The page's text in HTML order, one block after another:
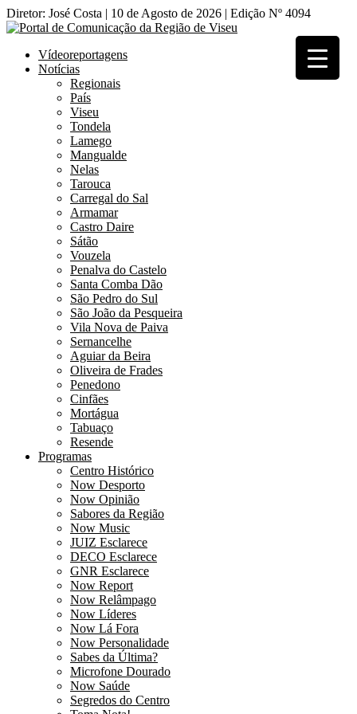
Diretor: José Costa | 10 de Agosto de 2026 | Edição Nº 4094
Vídeoreportagens
Notícias
Regionais
País
Viseu
Tondela
Lamego
Mangualde
Nelas
Tarouca
Carregal do Sal
Armamar
Castro Daire
Sátão
Vouzela
Penalva do Castelo
Santa Comba Dão
São Pedro do Sul
São João da Pesqueira
Vila Nova de Paiva
Sernancelhe
Aguiar da Beira
Oliveira de Frades
Penedono
Cinfães
Mortágua
Tabuaço
Resende
Programas
Centro Histórico
Now Desporto
Now Opinião
Sabores da Região
Now Music
JUIZ Esclarece
DECO Esclarece
GNR Esclarece
Now Report
Now Relâmpago
Now Líderes
Now Lá Fora
Now Personalidade
Sabes da Última?
Microfone Dourado
Now Saúde
Segredos do Centro